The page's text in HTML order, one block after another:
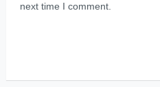
next time I comment.